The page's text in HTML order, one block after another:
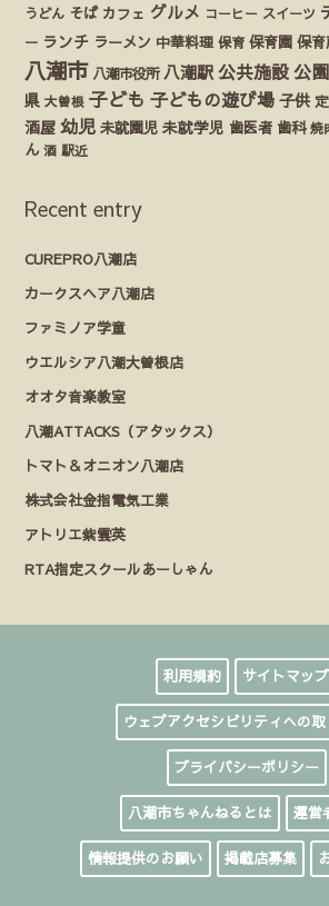
うどん そば カフェ グルメ コーヒー スイーツ
ー ランチ ラーメン 中華料理 保育 保育園 保
八潮市 八潮市役所 八潮駅 公共施設 公園
県 大曽根 子ども 子どもの遊び場 子供
酒屋 幼児 未就園児 未就学児 歯医者 歯科 焼
ん 酒 駅近
Recent entry
CUREPRO八潮店
カークスヘア八潮店
ファミノア学童
ウエルシア八潮大曽根店
オオタ音楽教室
八潮ATTACKS（アタックス）
トマト＆オニオン八潮店
株式会社金指電気工業
アトリエ紫雲英
RTA指定スクールあーしゃん
利用規約 サイトマップ
ウェブアクセシビリティへの
プライバシーポリシー
八潮市ちゃんねるとは 運営
情報提供のお願い 掲載店募集